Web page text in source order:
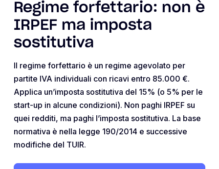
Regime forfettario: non è
IRPEF ma imposta
sostitutiva
Il regime forfettario è un regime agevolato per
partite IVA individuali con ricavi entro 85.000 €.
Applica un’imposta sostitutiva del 15% (o 5% per le
start-up in alcune condizioni). Non paghi IRPEF su
quei redditi, ma paghi l’imposta sostitutiva. La base
normativa è nella legge 190/2014 e successive
modifiche del TUIR.